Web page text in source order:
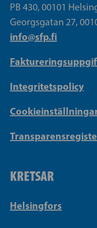
PB 430, 00101
Georgsgatan 27,
info@sfp.fi
Integritetspolicy
KRETSAR
Helsingfors